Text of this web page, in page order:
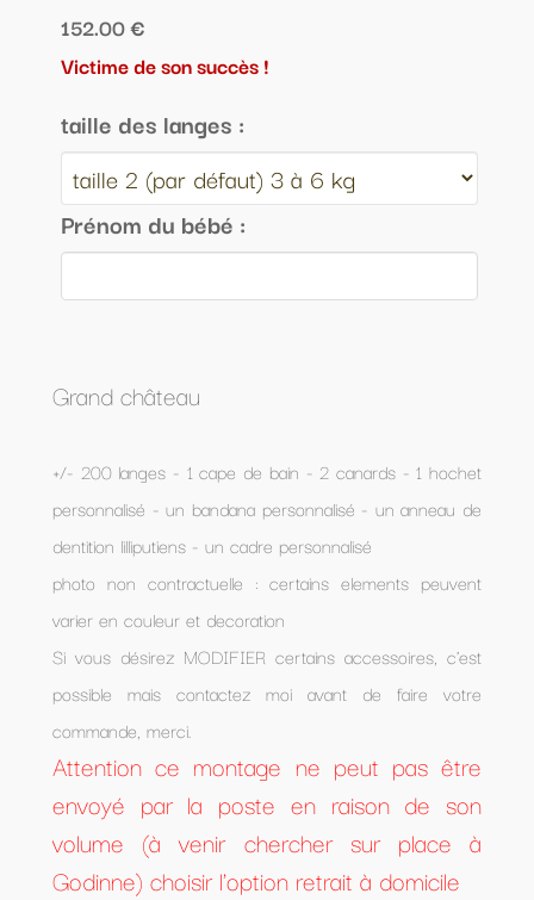
152.00 €
Victime de son succès !
taille des langes :
Prénom du bébé :
Grand château
+/- 200 langes - 1 cape de bain - 2 canards - 1 hochet
personnalisé - un bandana personnalisé - un anneau de
dentition lilliputiens - un cadre personnalisé
photo non contractuelle : certains elements peuvent
varier en couleur et decoration
Si vous désirez MODIFIER certains accessoires, c'est
possible mais contactez moi avant de faire votre
commande, merci.
Attention ce montage ne peut pas être
envoyé par la poste en raison de son
volume (à venir chercher sur place à
Godinne) choisir l'option retrait à domicile